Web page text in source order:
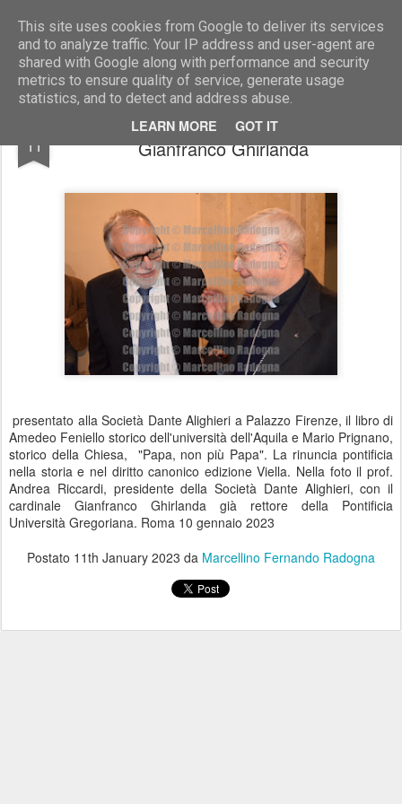
This site uses cookies from Google to deliver its services
and to analyze traffic. Your IP address and user-agent are
shared with Google along with performance and security
metrics to ensure quality of service, generate usage
statistics, and to detect and address abuse.
LEARN MORE GOT IT
Marcellino Radogna - Fotonotizie per la stampa
11
prof.Andrea Riccardi e il cardinale
Gianfranco Ghirlanda
presentato alla Società Dante Alighieri a Palazzo Firenze, il libro di
Amedeo Feniello storico dell'università dell'Aquila e Mario Prignano,
storico della Chiesa, "Papa, non più Papa". La rinuncia pontificia
nella storia e nel diritto canonico edizione Viella. Nella foto il prof.
Andrea Riccardi, presidente della Società Dante Alighieri, con il
cardinale Gianfranco Ghirlanda già rettore della Pontificia
Università Gregoriana. Roma 10 gennaio 2023
Postato 11th January 2023 da Marcellino Fernando Radogna